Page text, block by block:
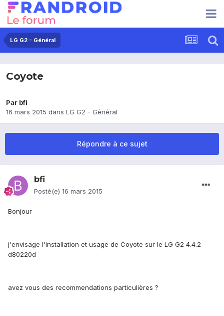
LG G2 - Général
Coyote
Par bfi
16 mars 2015 dans LG G2 - Général
Répondre à ce sujet
bfi
Posté(e) 16 mars 2015
Bonjour
j'envisage l'installation et usage de Coyote sur le LG G2 4.4.2
d80220d
avez vous des recommendations particulières ?